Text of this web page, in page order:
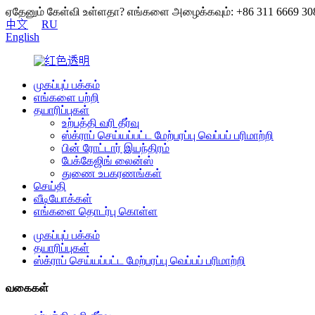
ஏதேனும் கேள்வி உள்ளதா? எங்களை அழைக்கவும்: +86 311 6669
中文
RU
English
முகப்புப் பக்கம்
எங்களை பற்றி
தயாரிப்புகள்
உற்பத்தி வரி தீர்வு
ஸ்க்ராப் செய்யப்பட்ட மேற்பரப்பு வெப்பப் பரிமாற்றி
பின் ரோட்டார் இயந்திரம்
பேக்கேஜிங் லைன்ஸ்
துணை உபகரணங்கள்
செய்தி
வீடியோக்கள்
எங்களை தொடர்பு கொள்ள
முகப்புப் பக்கம்
தயாரிப்புகள்
ஸ்க்ராப் செய்யப்பட்ட மேற்பரப்பு வெப்பப் பரிமாற்றி
வகைகள்